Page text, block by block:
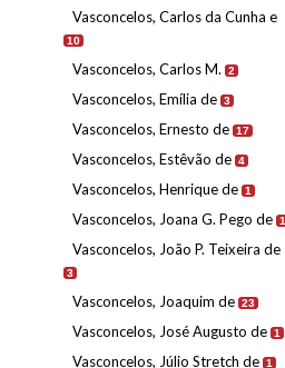
Vasconcelos, Carlos da Cunha e
10
Vasconcelos, Carlos M. 2
Vasconcelos, Emília de 3
Vasconcelos, Ernesto de 17
Vasconcelos, Estêvão de 4
Vasconcelos, Henrique de 1
Vasconcelos, Joana G. Pego de 1
Vasconcelos, João P. Teixeira de
3
Vasconcelos, Joaquim de 23
Vasconcelos, José Augusto de 1
Vasconcelos, Júlio Stretch de 1